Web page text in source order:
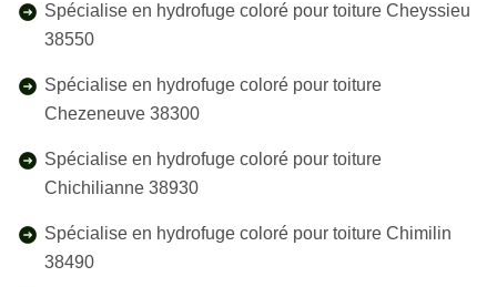
Spécialise en hydrofuge coloré pour toiture Cheyssieu
38550
Spécialise en hydrofuge coloré pour toiture
Chezeneuve 38300
Spécialise en hydrofuge coloré pour toiture
Chichilianne 38930
Spécialise en hydrofuge coloré pour toiture Chimilin
38490